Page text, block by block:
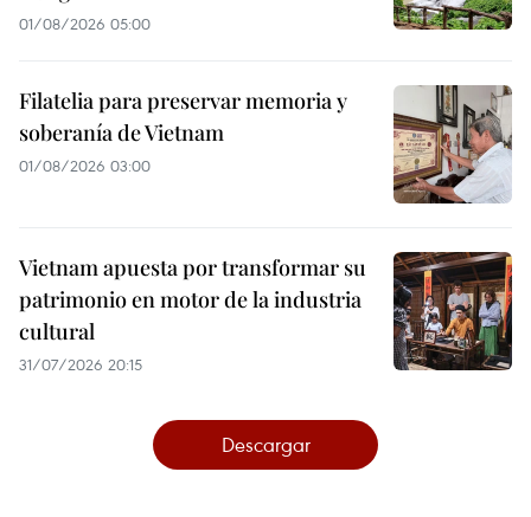
01/08/2026 05:00
Filatelia para preservar memoria y
soberanía de Vietnam
01/08/2026 03:00
Vietnam apuesta por transformar su
patrimonio en motor de la industria
cultural
31/07/2026 20:15
Descargar